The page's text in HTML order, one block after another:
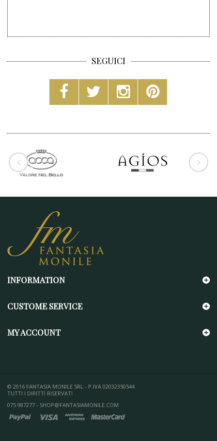
SEGUICI
INFORMATION
CUSTOME SERVICE
MY ACCOUNT
© 2016 FANTASIA MONILE SRL - P.IVA 02032350544
TUTTI I DIRITTI RISERVATI
075 987277 - SHOP@FANTASIAMONILE.COM